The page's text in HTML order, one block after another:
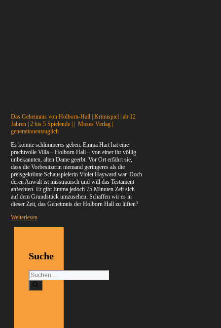
Das Geheimnis von Holborn-Hall | Krimispiel | ab 12
Jahren | 2 bis 5 Spielende | | Moses Verlag |
generationentauglich
Es könnte schlimmeres geben: Emma Hart hat eine
prachtvolle Villa – Holborn Hall – von einer ihr völlig
unbekannten, alten Dame geerbt. Vor Ort erfährt sie,
dass die Vorbesitzerin niemand geringeres als die
preisgekrönte Schauspielerin Violet Hayward war. Doch
deren Anwalt ist misstrauisch und will das Testament
anfechten. Er gibt Emma jedoch 75 Minuten Zeit sich
auf dem Grundstück umzusehen. Schaffen wir es in
dieser Zeit, das Geheimnis der Holborn Hall zu lüften?
Weiterlesen
Suche
Suchen
nach: